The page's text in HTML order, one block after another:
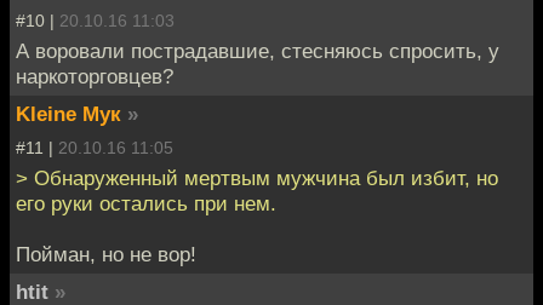
#10 | 20.10.16 11:03
А воровали пострадавшие, стесняюсь спросить, у
наркоторговцев?
Kleine Мук »
#11 | 20.10.16 11:05
> Обнаруженный мертвым мужчина был избит, но
его руки остались при нем.
Пойман, но не вор!
htit »